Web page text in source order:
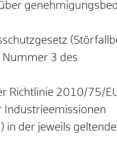
Nummer 3 des
Richtlinie 2010/75/
Industrieemissionen
in der jeweils